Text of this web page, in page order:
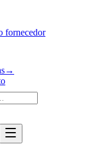
fornecedor
→